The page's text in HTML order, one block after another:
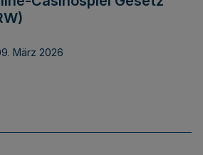
März 2026